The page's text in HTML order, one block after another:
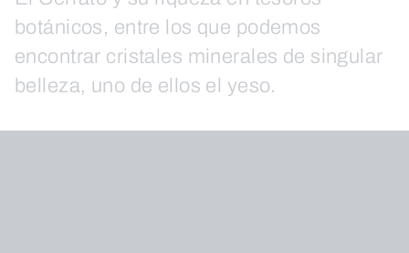
botánicos, entre los que podemos
encontrar cristales minerales de singular
belleza, uno de ellos el yeso.